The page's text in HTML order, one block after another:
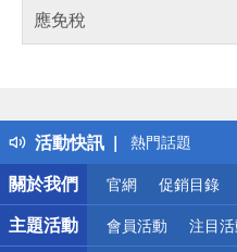
應免稅
活動快訊
得獎公告
熱門話題
銀行優惠
偏遠地區配送
詐騙網頁！請
關於我們
官網 促銷目錄
主題活動 會員活動 注目